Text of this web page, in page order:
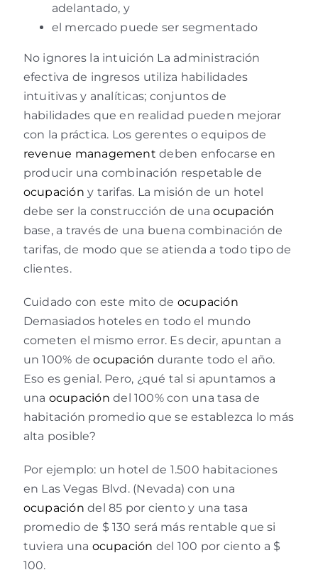
adelantado, y
el mercado puede ser segmentado
No ignores la intuición La administración
efectiva de ingresos utiliza habilidades
intuitivas y analíticas; conjuntos de
habilidades que en realidad pueden mejorar
con la práctica. Los gerentes o equipos de
revenue management deben enfocarse en
producir una combinación respetable de
ocupación y tarifas. La misión de un hotel
debe ser la construcción de unaocupación
base, a través de una buena combinación de
tarifas, de modo que se atienda a todo tipo de
clientes.
Cuidado con este mito de ocupación
Demasiados hoteles en todo el mundo
cometen el mismo error. Es decir, apuntan a
un 100% deocupación durante todo el año.
Eso es genial. Pero, ¿qué tal si apuntamos a
una ocupación del 100% con una tasa de
habitación promedio que se establezca lo más
alta posible?
Por ejemplo: un hotel de 1.500 habitaciones
en Las Vegas Blvd. (Nevada) con una
ocupación del 85 por ciento y una tasa
promedio de $ 130 será más rentable que si
tuviera una ocupación del 100 por ciento a $
100.